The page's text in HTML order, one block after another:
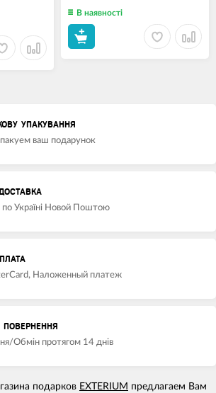
В наявності
УПАКУВАННЯ
ваш подарунок
по Україні Новой Поштою
Наложенный платеж
ПОВЕРНЕННЯ
Обмін протягом 14 днів
подарков EXTERIUM предлагаем Вам